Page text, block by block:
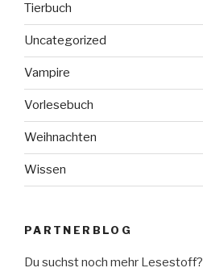
Tierbuch
Uncategorized
Vampire
Vorlesebuch
Weihnachten
Wissen
PARTNERBLOG
Du suchst noch mehr Lesestoff?